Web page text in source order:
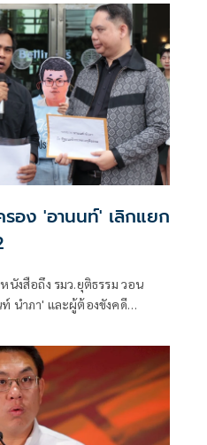
อง 'อานนท์' เลิกแยก
งสือถึง รมว.ยุติธรรม วอน
นำภา' และผู้ต้องขังคดี